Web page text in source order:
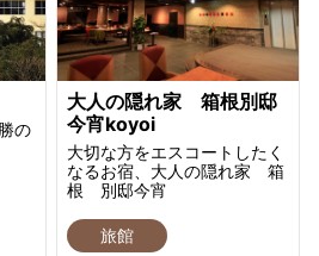
の
大人の隠れ家 箱根別邸
今宵koyoi
大切な方をエスコートしたく
なるお宿、大人の隠れ家 箱
根 別邸今宵
旅館